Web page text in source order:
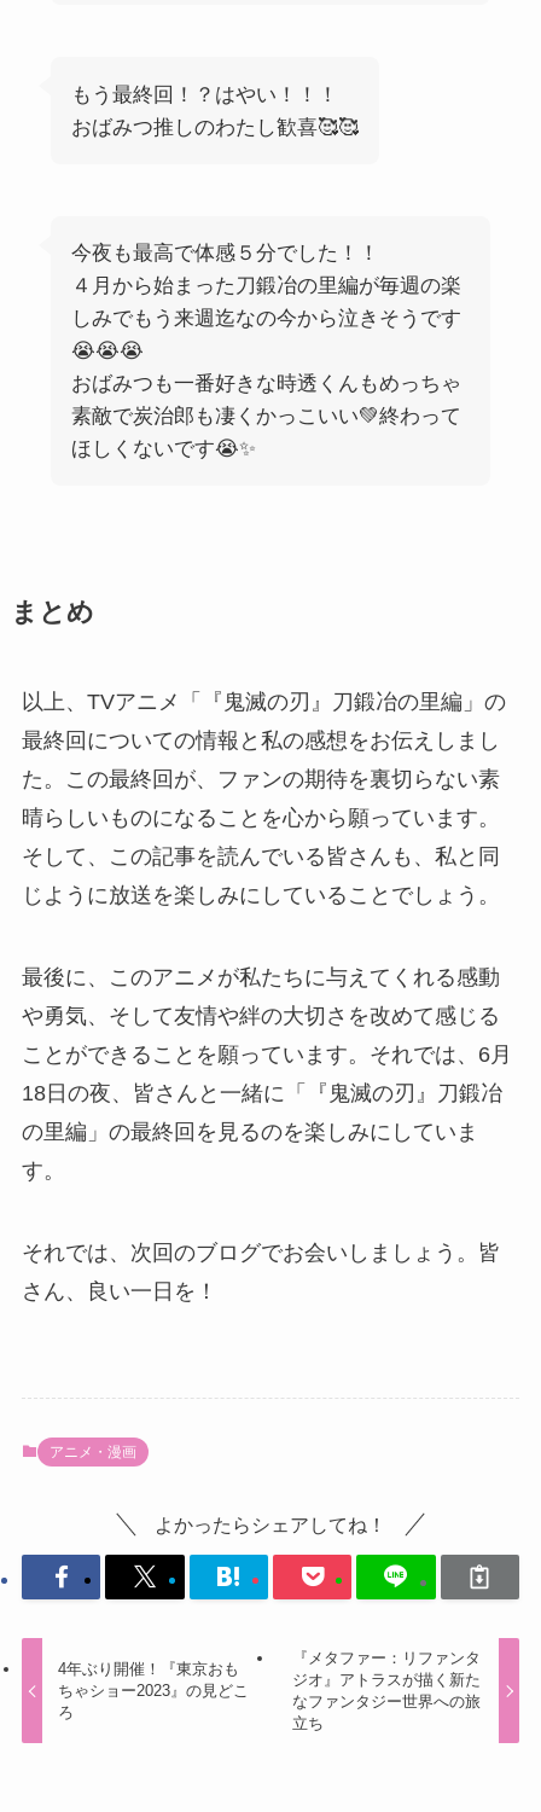
もう最終回！？はやい！！！
おばみつ推しのわたし歓喜🥰🥰
今夜も最高で体感５分でした！！
４月から始まった刀鍛冶の里編が毎週の楽
しみでもう来週迄なの今から泣きそうです
😭😭😭
おばみつも一番好きな時透くんもめっちゃ
素敵で炭治郎も凄くかっこいい💚終わって
ほしくないです😭✨
まとめ
以上、TVアニメ「『鬼滅の刃』刀鍛冶の里編」の
最終回についての情報と私の感想をお伝えしまし
た。この最終回が、ファンの期待を裏切らない素
晴らしいものになることを心から願っています。
そして、この記事を読んでいる皆さんも、私と同
じように放送を楽しみにしていることでしょう。
最後に、このアニメが私たちに与えてくれる感動
や勇気、そして友情や絆の大切さを改めて感じる
ことができることを願っています。それでは、6月
18日の夜、皆さんと一緒に「『鬼滅の刃』刀鍛冶
の里編」の最終回を見るのを楽しみにしていま
す。
それでは、次回のブログでお会いしましょう。皆
さん、良い一日を！
アニメ・漫画
よかったらシェアしてね！
4年ぶり開催！『東京おも
ちゃショー2023』の見どこ
ろ
『メタファー：リファンタ
ジオ』アトラスが描く新た
なファンタジー世界への旅
立ち